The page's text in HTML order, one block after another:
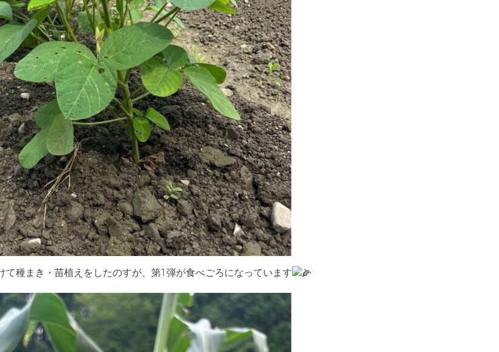
て種まき・苗植えをしたのすが、第1弾が食べごろになっています